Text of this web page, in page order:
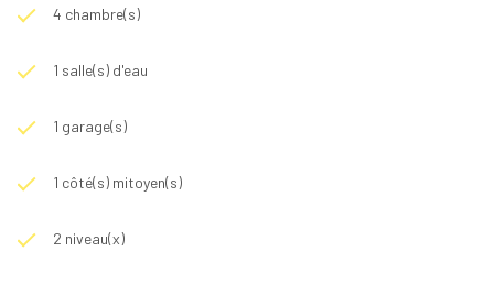
4 chambre(s)
1 salle(s) d'eau
1 garage(s)
1 côté(s) mitoyen(s)
2 niveau(x)